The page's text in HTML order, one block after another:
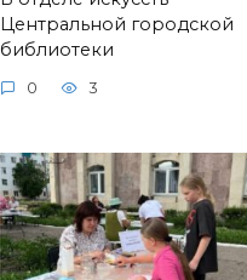
Центральной городской
библиотеки
0 3